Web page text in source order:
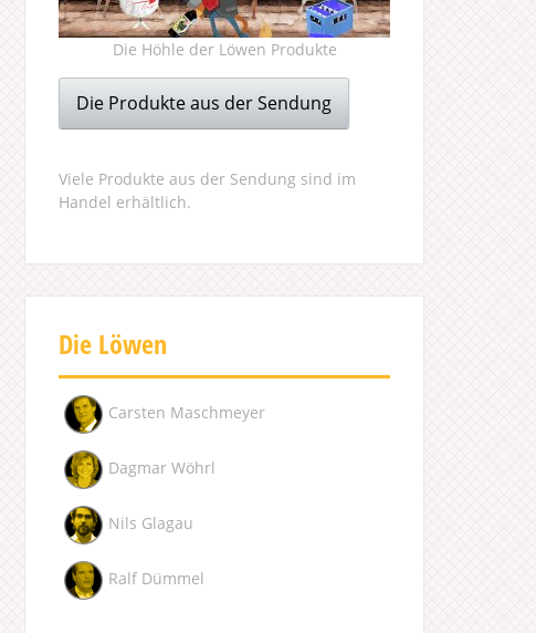
Die Höhle der Löwen Produkte
Die Produkte aus der Sendung
Viele Produkte aus der Sendung sind im
Handel erhältlich.
Die Löwen
Carsten Maschmeyer
Dagmar Wöhrl
Nils Glagau
Ralf Dümmel